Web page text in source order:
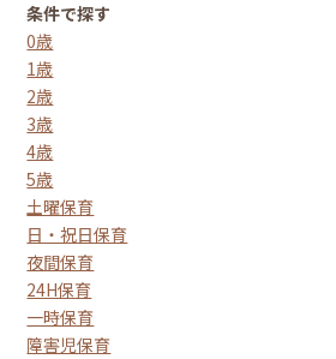
条件で探す
0歳
1歳
2歳
3歳
4歳
5歳
土曜保育
日・祝日保育
夜間保育
24H保育
一時保育
障害児保育